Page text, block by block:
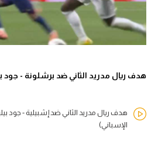
هدف ريال مدريد الثاني ضد برشلونة - جود
هدف ريال مدريد الثاني ضد إشبيلية - جود
الإسباني)